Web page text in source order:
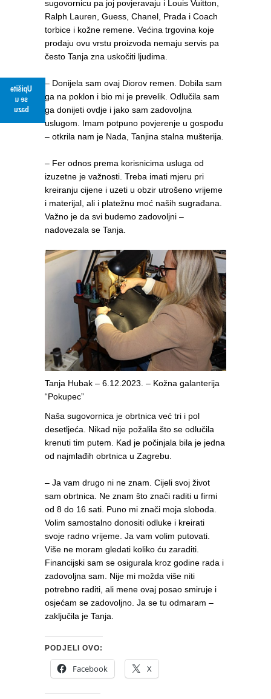
Upišite
se u
bazu
sugovornicu pa joj povjeravaju i Louis Vuitton,
Ralph Lauren, Guess, Chanel, Prada i Coach
torbice i kožne remene. Većina trgovina koje
prodaju ovu vrstu proizvoda nemaju servis pa
često Tanja zna uskočiti ljudima.
– Donijela sam ovaj Diorov remen. Dobila sam
ga na poklon i bio mi je prevelik. Odlučila sam
ga donijeti ovdje i jako sam zadovoljna
uslugom. Imam potpuno povjerenje u gospođu
– otkrila nam je Nada, Tanjina stalna mušterija.
– Fer odnos prema korisnicima usluga od
izuzetne je važnosti. Treba imati mjeru pri
kreiranju cijene i uzeti u obzir utrošeno vrijeme
i materijal, ali i platežnu moć naših sugrađana.
Važno je da svi budemo zadovoljni –
nadovezala se Tanja.
Tanja Hubak – 6.12.2023. – Kožna galanterija
“Pokupec”
Naša sugovornica je obrtnica već tri i pol
desetljeća. Nikad nije požalila što se odlučila
krenuti tim putem. Kad je počinjala bila je jedna
od najmlađih obrtnica u Zagrebu.
– Ja vam drugo ni ne znam. Cijeli svoj život
sam obrtnica. Ne znam što znači raditi u firmi
od 8 do 16 sati. Puno mi znači moja sloboda.
Volim samostalno donositi odluke i kreirati
svoje radno vrijeme. Ja vam volim putovati.
Više ne moram gledati koliko ću zaraditi.
Financijski sam se osigurala kroz godine rada i
zadovoljna sam. Nije mi možda više niti
potrebno raditi, ali mene ovaj posao smiruje i
osjećam se zadovoljno. Ja se tu odmaram –
zaključila je Tanja.
PODJELI OVO:
Facebook X